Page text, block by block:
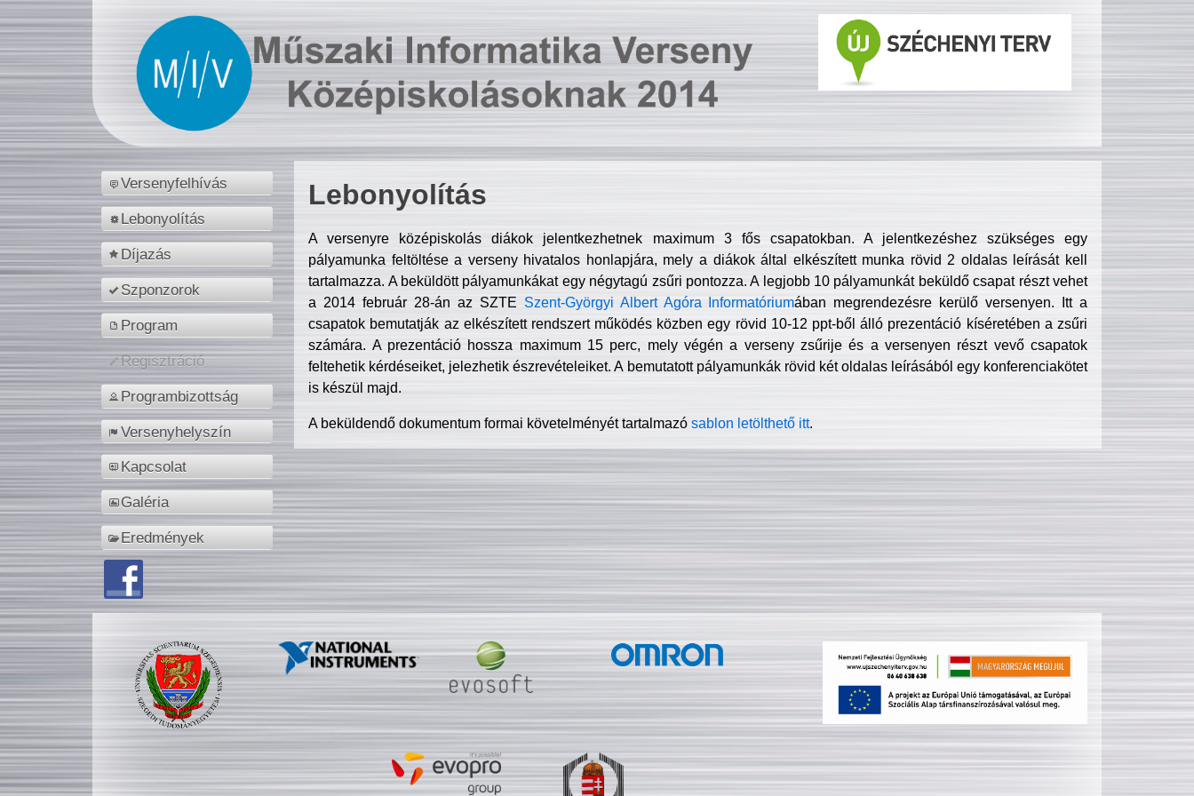
Versenyfelhívás
Lebonyolítás
Díjazás
Szponzorok
Program
Regisztráció
Programbizottság
Versenyhelyszín
Kapcsolat
Galéria
Eredmények
Lebonyolítás
A versenyre középiskolás diákok jelentkezhetnek maximum 3 fős csapatokban. A jelentkezéshez szükséges egy
pályamunka feltöltése a verseny hivatalos honlapjára, mely a diákok által elkészített munka rövid 2 oldalas leírását kell
tartalmazza. A beküldött pályamunkákat egy négytagú zsűri pontozza. A legjobb 10 pályamunkát beküldő csapat részt vehet
a 2014 február 28-án az SZTE Szent-Györgyi Albert Agóra Informatóriumában megrendezésre kerülő versenyen. Itt a
csapatok bemutatják az elkészített rendszert működés közben egy rövid 10-12 ppt-ből álló prezentáció kíséretében a zsűri
számára. A prezentáció hossza maximum 15 perc, mely végén a verseny zsűrije és a versenyen részt vevő csapatok
feltehetik kérdéseiket, jelezhetik észrevételeiket. A bemutatott pályamunkák rövid két oldalas leírásából egy konferenciakötet
is készül majd.
A beküldendő dokumentum formai követelményét tartalmazósablon letölthető itt.